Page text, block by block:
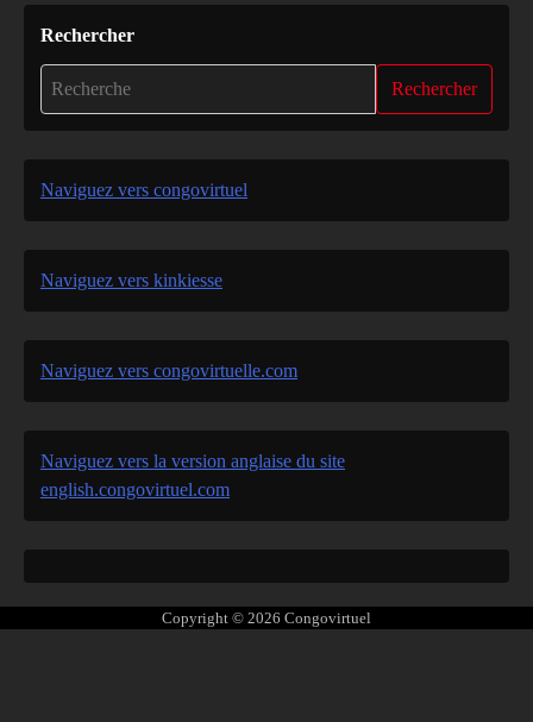
Rechercher
Rechercher
Naviguez vers congovirtuel
Naviguez vers kinkiesse
Naviguez vers congovirtuelle.com
Naviguez vers la version anglaise du site
english.congovirtuel.com
Copyright © 2026 Congovirtuel